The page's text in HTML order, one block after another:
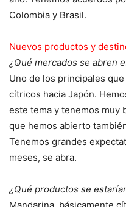
Colombia y Brasil.
Nuevos productos y
¿Qué mercados se abren
Uno de los principales
cítricos hacia Japón.
este tema y tenemos muy
que hemos abierto
Tenemos grandes
meses, se abra.
¿Qué productos se